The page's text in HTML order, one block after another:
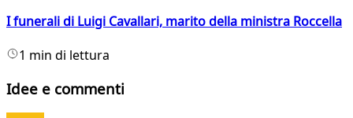
I funerali di Luigi Cavallari, marito della ministra Roccella
1 min di lettura
Idee e commenti